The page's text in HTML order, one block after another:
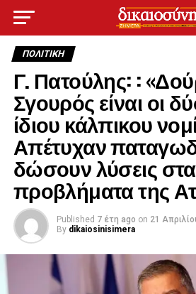
ΠΟΛΙΤΙΚΉ
Γ. Πατούλης: :
Σγουρός είναι οι
ίδιου κάλπικου
Απέτυχαν
δώσουν λύσεις στα
προβλήματα της
Published 7 έτη ago on 21
By dikaiosinisimera